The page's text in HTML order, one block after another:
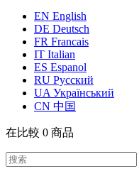
EN English
DE Deutsch
FR Francais
IT Italian
ES Espanol
RU Русский
UA Український
CN 中国
在比較 0 商品